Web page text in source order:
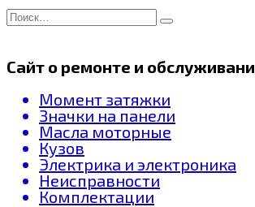
Перейти
к
Search
for:
Сайт о ремонте и
Момент затяжки
Значки на панели
Масла моторные
Кузов
Электрика и электроника
Неисправности
Комплектации